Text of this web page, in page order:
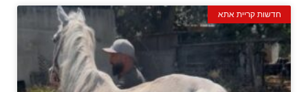
חדשות קריית אתא